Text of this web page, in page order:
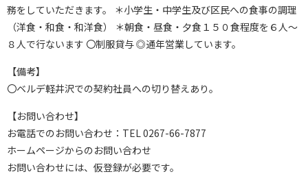
務をしていただきます。 ＊小学生・中学生及び区民への食事の調理
（洋食・和食・和洋食） ＊朝食・昼食・夕食１５０食程度を６人～
８人で行ないます 〇制服貸与 ◎通年営業しています。
【備考】
〇ベルデ軽井沢での契約社員への切り替えあり。
【お問い合わせ】
お電話でのお問い合わせ：TEL 0267-66-7877
ホームページからのお問い合わせ
お問い合わせには、仮登録が必要です。